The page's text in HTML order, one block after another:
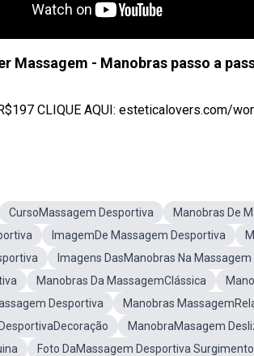
Massagem - Manobras passo a
CLIQUE AQUI: esteticalovers.com/
CursoMassagem Desportiva Manobras De
ImagemDe Massagem Desportiva
Imagens DasManobras Na
Manobras Da MassagemClássica
Desportiva
Manobras
ManobraMasagem
Foto DaMassagem Desportiva Surgimento